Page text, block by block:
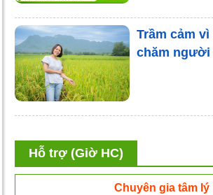
Trầm cảm
chăm người
Hỗ trợ (Giờ HC)
Chuyên gia tâm lý